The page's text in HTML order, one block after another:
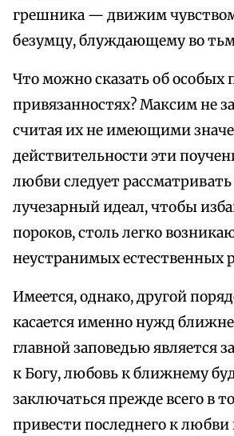
грешника — движим
безумцу, блуждающему во
Что можно сказать об особых
привязанностях? Максим не
считая их не имеющими
действительности эти
любви следует рассматривать
лучезарный идеал, чтобы
пороков, столь легко
неустранимых естественных
Имеется, однако, другой
касается именно нужд
главной заповедью является
к Богу, любовь к ближнему
заключаться прежде всего в
привести последнего к любви